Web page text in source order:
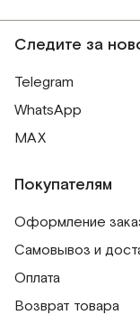
Следите за
Telegram
WhatsApp
MAX
Покупателям
Оформление
Самовывоз и
Оплата
Возврат товара